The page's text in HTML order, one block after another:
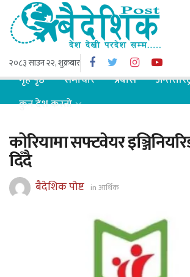
२०८३ साउन २२, शुक्रबार
गृह पृष्ठ समाचार प्रबास
कुन देश कस्तो
कोरियामा सफ्टवेयर
दिँदै
बैदेशिक पोष्ट inआर्थिक